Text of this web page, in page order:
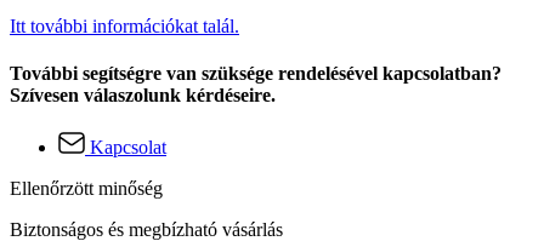
Itt további információkat talál.
További segítségre van szüksége rendelésével kapcsolatban?
Szívesen válaszolunk kérdéseire.
Kapcsolat
Ellenőrzött minőség
Biztonságos és megbízható vásárlás